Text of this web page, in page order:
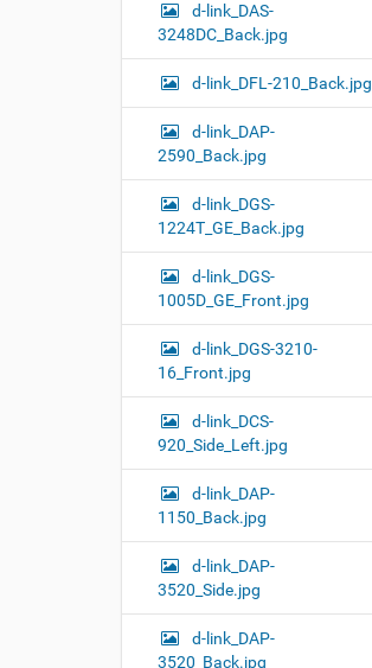
d-link_DAS-
3248DC_Back.jpg
d-link_DFL-210_Back.jpg
d-link_DAP-
2590_Back.jpg
d-link_DGS-
1224T_GE_Back.jpg
d-link_DGS-
1005D_GE_Front.jpg
d-link_DGS-3210-
16_Front.jpg
d-link_DCS-
920_Side_Left.jpg
d-link_DAP-
1150_Back.jpg
d-link_DAP-
3520_Side.jpg
d-link_DAP-
3520_Back.jpg